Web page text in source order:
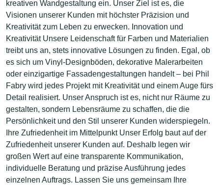
kreativen Wandgestaltung ein. Unser Ziel ist es, die
Visionen unserer Kunden mit höchster Präzision und
Kreativität zum Leben zu erwecken. Innovation und
Kreativität Unsere Leidenschaft für Farben und Materialien
treibt uns an, stets innovative Lösungen zu finden. Egal, ob
es sich um Vinyl-Designböden, dekorative Malerarbeiten
oder einzigartige Fassadengestaltungen handelt – bei Phil
Fabry wird jedes Projekt mit Kreativität und einem Auge fürs
Detail realisiert. Unser Anspruch ist es, nicht nur Räume zu
gestalten, sondern Lebensräume zu schaffen, die die
Persönlichkeit und den Stil unserer Kunden widerspiegeln.
Ihre Zufriedenheit im Mittelpunkt Unser Erfolg baut auf der
Zufriedenheit unserer Kunden auf. Deshalb legen wir
großen Wert auf eine transparente Kommunikation,
individuelle Beratung und präzise Ausführung jedes
einzelnen Auftrags. Lassen Sie uns gemeinsam Ihre